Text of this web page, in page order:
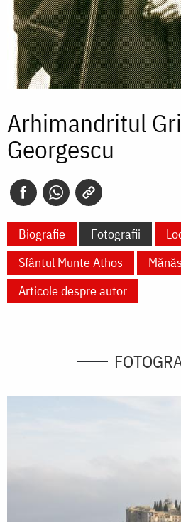
Arhimandritul
Georgescu
Biografie Fotografii
Sfântul Munte Athos
Articole despre autor